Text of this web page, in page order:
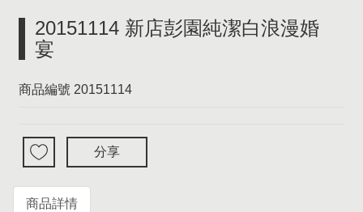
20151114 新店彭園純潔白浪漫婚
宴
商品編號 20151114
分享
商品詳情